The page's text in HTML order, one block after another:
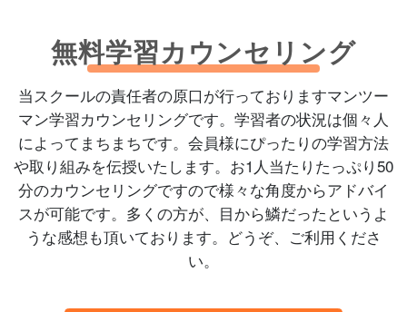
無料学習カウンセリング
当スクールの責任者の原口が行っておりますマンツー
マン学習カウンセリングです。学習者の状況は個々人
によってまちまちです。会員様にぴったりの学習方法
や取り組みを伝授いたします。お1人当たりたっぷり50
分のカウンセリングですので様々な角度からアドバイ
スが可能です。多くの方が、目から鱗だったというよ
うな感想も頂いております。どうぞ、ご利用くださ
い。